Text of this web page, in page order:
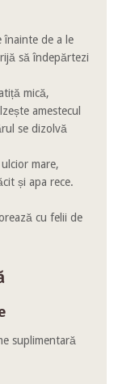
înainte de a le
să îndepărtezi
mică,
amestecul
se dizolvă
mare,
și apa rece.
cu felii de
suplimentară